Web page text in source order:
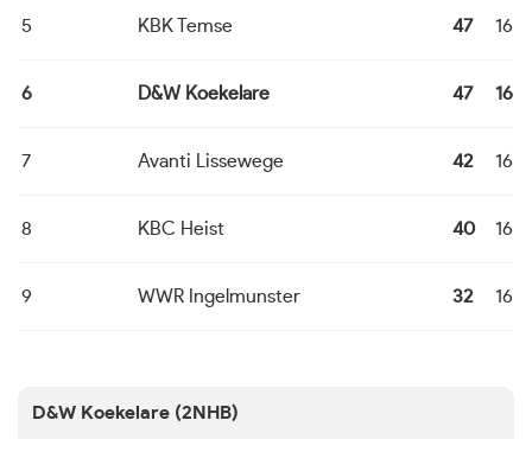
5 KBK Temse 47 16
6 D&W Koekelare 47 16
7 Avanti Lissewege 42 16
8 KBC Heist 40 16
9 WWR Ingelmunster 32 16
D&W Koekelare (2NHB)